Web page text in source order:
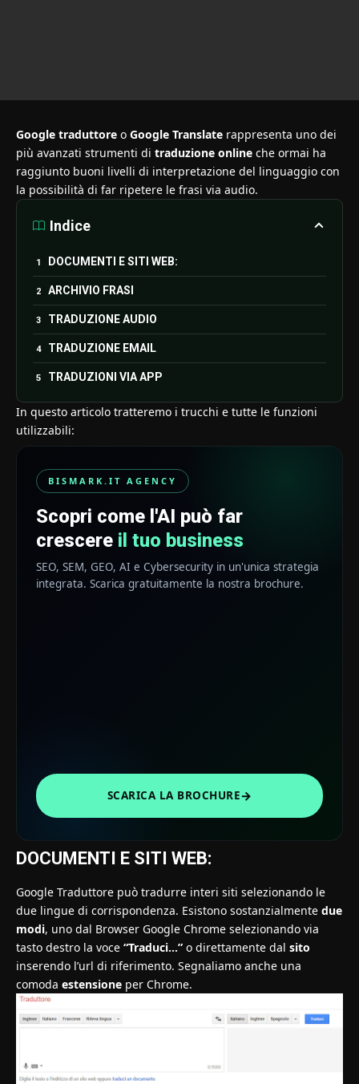
Google traduttore o Google Translate rappresenta uno dei
più avanzati strumenti di traduzione online che ormai ha
raggiunto buoni livelli di interpretazione del linguaggio con
la possibilità di far ripetere le frasi via audio.
Indice
DOCUMENTI E SITI WEB:
ARCHIVIO FRASI
TRADUZIONE AUDIO
TRADUZIONE EMAIL
TRADUZIONI VIA APP
In questo articolo tratteremo i trucchi e tutte le funzioni
utilizzabili:
BISMARK.IT AGENCY
Scopri come l'AI può far
crescere il tuo business
SEO, SEM, GEO, AI e Cybersecurity in un'unica strategia
integrata. Scarica gratuitamente la nostra brochure.
SCARICA LA BROCHURE→
DOCUMENTI E SITI WEB:
Google Traduttore può tradurre interi siti selezionando le
due lingue di corrispondenza. Esistono sostanzialmente due
modi, uno dal Browser Google Chrome selezionando via
tasto destro la voce “Traduci…” o direttamente dal sito
inserendo l’url di riferimento. Segnaliamo anche una
comoda estensione per Chrome.